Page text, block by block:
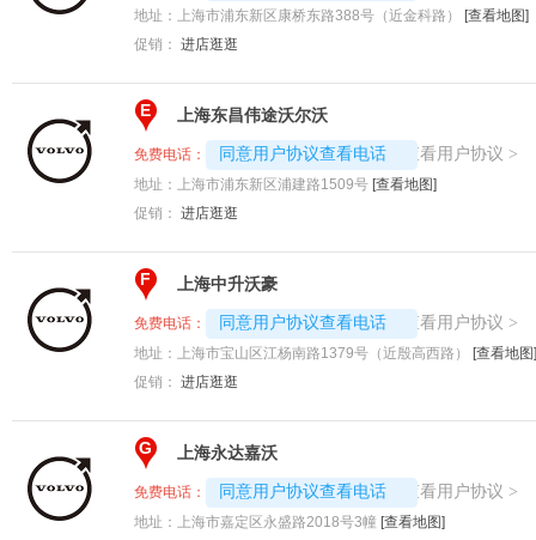
地址： 上海市浦东新区康桥东路388号（近金科路）
[查看地图]
促销： 进店逛逛
E 上海东昌伟途沃尔沃
免费电话： 同意用户协议查看电话
4008192707-5099 查看用户协议 >
地址： 上海市浦东新区浦建路1509号 [查看地图]
促销： 进店逛逛
F 上海中升沃豪
免费电话： 同意用户协议查看电话
4008192707-9664 查看用户协议 >
地址： 上海市宝山区江杨南路1379号（近殷高西路）
[查看地图]
促销： 进店逛逛
G 上海永达嘉沃
免费电话： 同意用户协议查看电话
4008192717-4490 查看用户协议 >
地址： 上海市嘉定区永盛路2018号3幢 [查看地图]